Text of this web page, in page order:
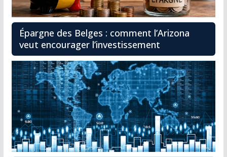
Épargne des Belges : comment l’Arizona
veut encourager l’investissement